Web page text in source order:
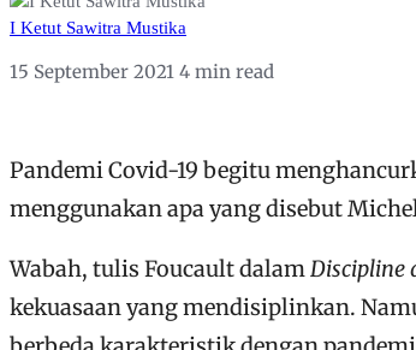
I Ketut Sawitra Mustika
15 September 2021 4 min read
Pandemi Covid-19 begitu
menggunakan apa yang disebut
Wabah, tulis Foucault dalamDiscipline
kekuasaan yang mendisiplinkan.